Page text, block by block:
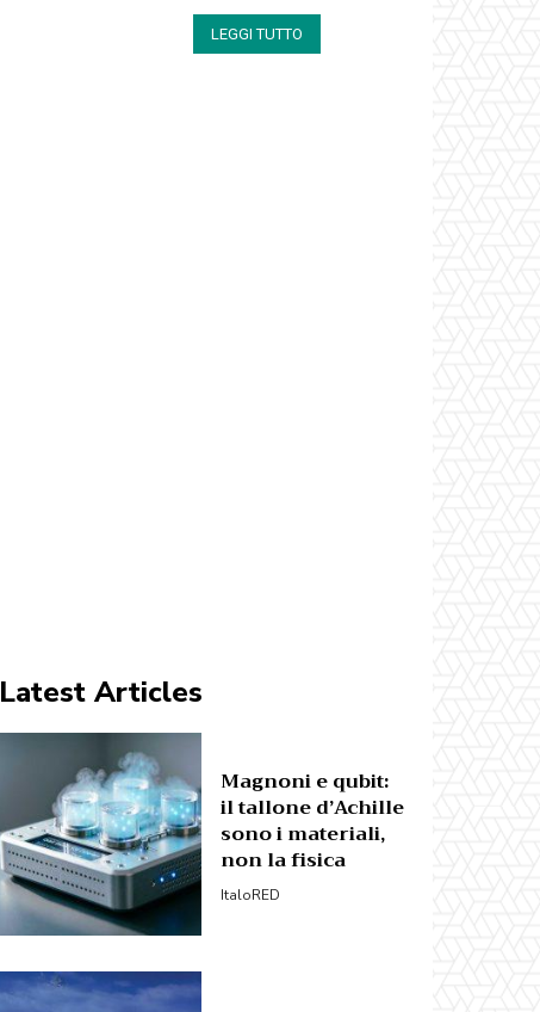
LEGGI TUTTO
Latest Articles
Magnoni e qubit:
il tallone d’Achille
sono i materiali,
non la fisica
ItaloRED